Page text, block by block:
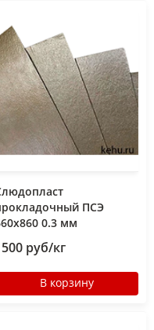
ПСЭ
0.3 мм
руб/кг
В корзину